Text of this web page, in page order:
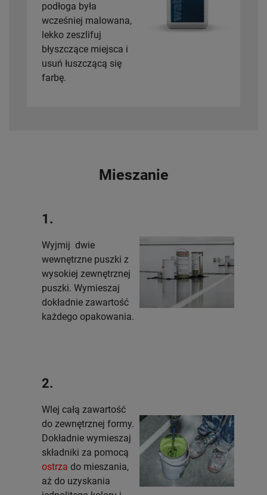
podłoga była
wcześniej malowana,
lekko zeszlifuj
błyszczące miejsca i
usuń łuszczącą się
farbę.
Mieszanie
1.
Wyjmij dwie
wewnętrzne puszki z
wysokiej zewnętrznej
puszki. Wymieszaj
dokładnie zawartość
każdego opakowania.
2.
Wlej całą zawartość
do zewnętrznej formy.
Dokładnie wymieszaj
składniki za pomocą
ostrza do mieszania,
aż do uzyskania